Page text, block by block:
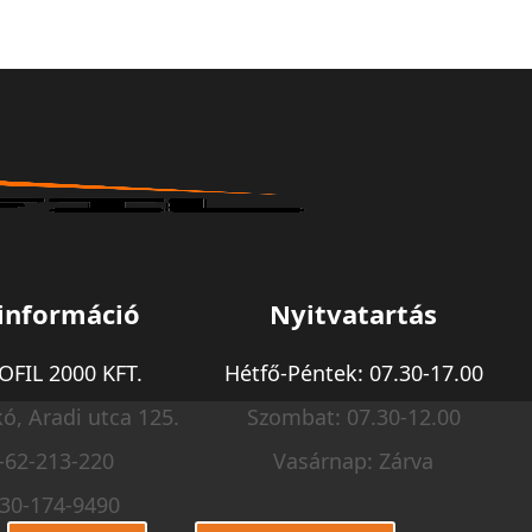
2000 KFT.
Aradi utca 125.
62-213-220
174-9490
Nyitvatartás
Hétfő-Péntek: 07.30-17.00
Szombat: 07.30-12.00
Vasárnap: Zárva